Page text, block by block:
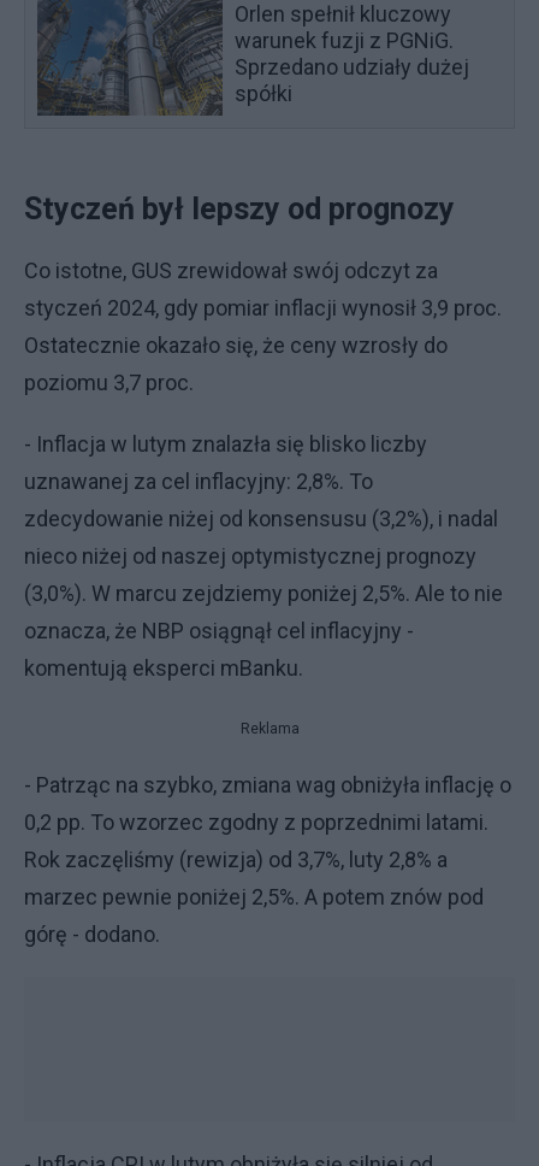
Orlen spełnił kluczowy
warunek fuzji z PGNiG.
Sprzedano udziały dużej
spółki
Styczeń był lepszy od prognozy
Co istotne, GUS zrewidował swój odczyt za
styczeń 2024, gdy pomiar inflacji wynosił 3,9 proc.
Ostatecznie okazało się, że ceny wzrosły do
poziomu 3,7 proc.
- Inflacja w lutym znalazła się blisko liczby
uznawanej za cel inflacyjny: 2,8%. To
zdecydowanie niżej od konsensusu (3,2%), i nadal
nieco niżej od naszej optymistycznej prognozy
(3,0%). W marcu zejdziemy poniżej 2,5%. Ale to nie
oznacza, że NBP osiągnął cel inflacyjny -
komentują eksperci mBanku.
Reklama
- Patrząc na szybko, zmiana wag obniżyła inflację o
0,2 pp. To wzorzec zgodny z poprzednimi latami.
Rok zaczęliśmy (rewizja) od 3,7%, luty 2,8% a
marzec pewnie poniżej 2,5%. A potem znów pod
górę - dodano.